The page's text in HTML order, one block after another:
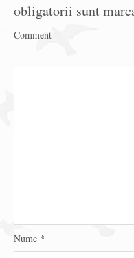
obligatorii sunt
Comment
Nume *